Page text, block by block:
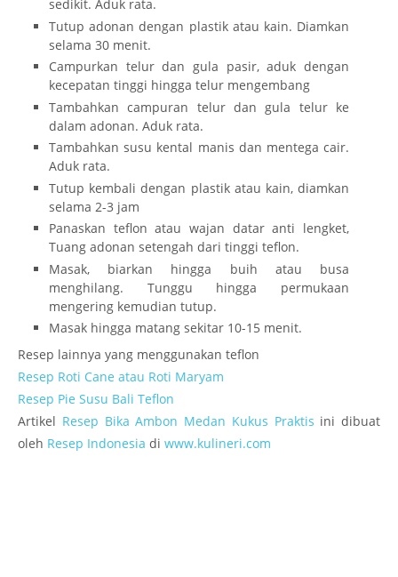
sedikit. Aduk rata.
Tutup adonan dengan plastik atau kain. Diamkan
selama 30 menit.
Campurkan telur dan gula pasir, aduk dengan
kecepatan tinggi hingga telur mengembang
Tambahkan campuran telur dan gula telur ke
dalam adonan. Aduk rata.
Tambahkan susu kental manis dan mentega cair.
Aduk rata.
Tutup kembali dengan plastik atau kain, diamkan
selama 2-3 jam
Panaskan teflon atau wajan datar anti lengket,
Tuang adonan setengah dari tinggi teflon.
Masak, biarkan hingga buih atau busa
menghilang. Tunggu hingga permukaan
mengering kemudian tutup.
Masak hingga matang sekitar 10-15 menit.
Resep lainnya yang menggunakan teflon
Resep Roti Cane atau Roti Maryam
Resep Pie Susu Bali Teflon
Artikel Resep Bika Ambon Medan Kukus Praktis ini dibuat
oleh Resep Indonesia di www.kulineri.com